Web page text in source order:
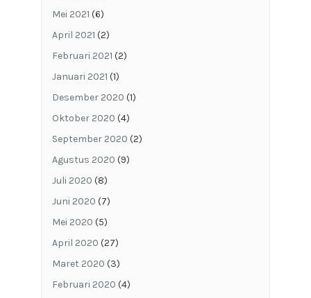
Mei 2021 (6)
April 2021 (2)
Februari 2021 (2)
Januari 2021 (1)
Desember 2020 (1)
Oktober 2020 (4)
September 2020 (2)
Agustus 2020 (9)
Juli 2020 (8)
Juni 2020 (7)
Mei 2020 (5)
April 2020 (27)
Maret 2020 (3)
Februari 2020 (4)